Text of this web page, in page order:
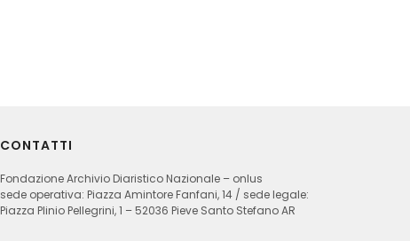
CONTATTI
Fondazione Archivio Diaristico Nazionale – onlus
sede operativa: Piazza Amintore Fanfani, 14 / sede legale:
Piazza Plinio Pellegrini, 1 – 52036 Pieve Santo Stefano AR